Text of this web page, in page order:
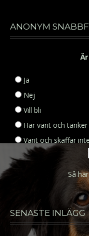
ANONYM
Ja
Nej
Vill bli
Har varit och
Varit och skaffar
Så
SENASTE INLÄGG